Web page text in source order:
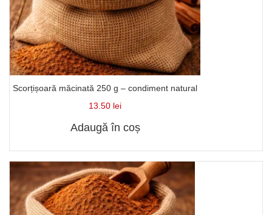
Scorțișoară măcinată 250 g – condiment natural
13.50 lei
Adaugă în coș